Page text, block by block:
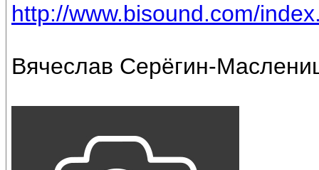
http://www.bisound.com/
Вячеслав Серёгин-